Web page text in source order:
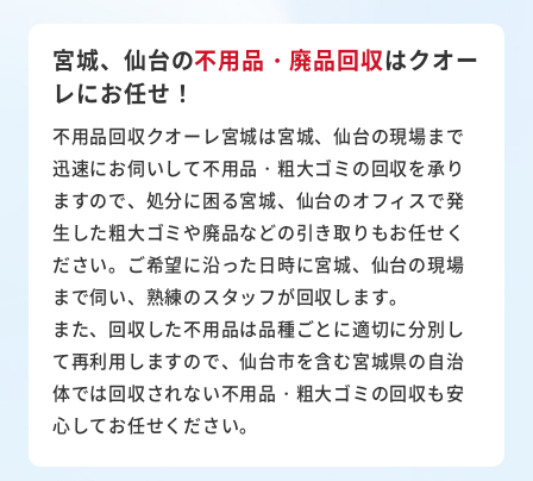
宮城、仙台の不用品・廃品回収はクオー
レにお任せ！
不用品回収クオーレ宮城は宮城、仙台の現場まで
迅速にお伺いして不用品・粗大ゴミの回収を承り
ますので、処分に困る宮城、仙台のオフィスで発
生した粗大ゴミや廃品などの引き取りもお任せく
ださい。ご希望に沿った日時に宮城、仙台の現場
まで伺い、熟練のスタッフが回収します。
また、 回収した不用品は品種ごとに適切に分別し
て再利用 しますので、仙台市を含む宮城県の自治
体では回収されない不用品・粗大ゴミの回収も安
心してお任せください。